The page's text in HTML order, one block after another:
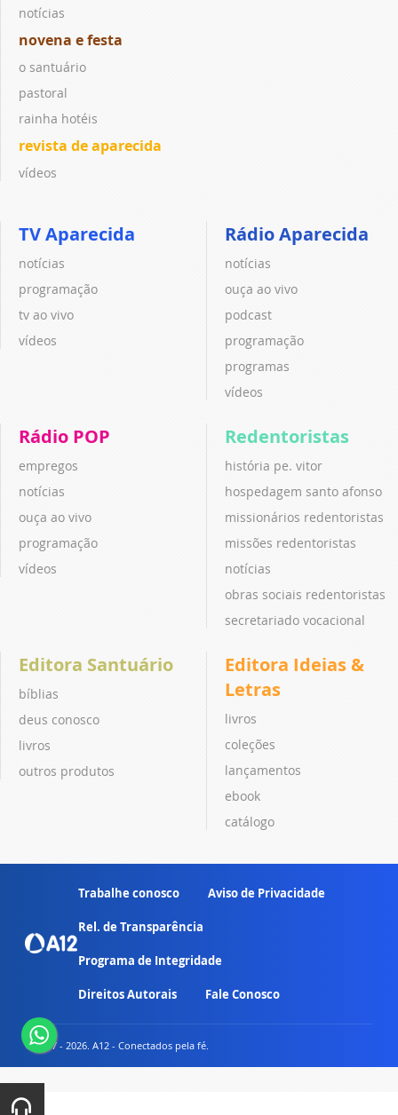
notícias
novena e festa
o santuário
pastoral
rainha hotéis
revista de aparecida
vídeos
TV Aparecida
notícias
programação
tv ao vivo
vídeos
Rádio Aparecida
notícias
ouça ao vivo
podcast
programação
programas
vídeos
Rádio POP
empregos
notícias
ouça ao vivo
programação
vídeos
Redentoristas
história pe. vitor
hospedagem santo afonso
missionários redentoristas
missões redentoristas
notícias
obras sociais redentoristas
secretariado vocacional
Editora Santuário
bíblias
deus conosco
livros
outros produtos
Editora Ideias &
Letras
livros
coleções
lançamentos
ebook
catálogo
Trabalhe conosco Aviso de Privacidade
Rel. de Transparência
Programa de Integridade
Direitos Autorais Fale Conosco
© 2007 - 2026. A12 - Conectados pela fé.